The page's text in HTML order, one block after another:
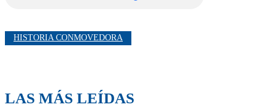
HISTORIA CONMOVEDORA
LAS MÁS LEÍDAS